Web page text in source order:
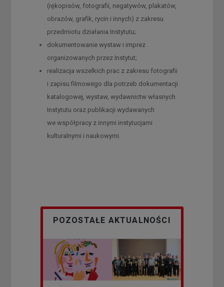
(rękopisów, fotografii, negatywów, plakatów,
obrazów, grafik, rycin i innych) z zakresu
przedmiotu działania Instytutu;
dokumentowanie wystaw i imprez
organizowanych przez Instytut;
realizacja wszelkich prac z zakresu fotografii
i zapisu filmowego dla potrzeb dokumentacji
katalogowej, wystaw, wydawnictw własnych
Instytutu oraz publikacji wydawanych
we współpracy z innymi instytucjami
kulturalnymi i naukowymi.
POZOSTAŁE AKTUALNOŚCI